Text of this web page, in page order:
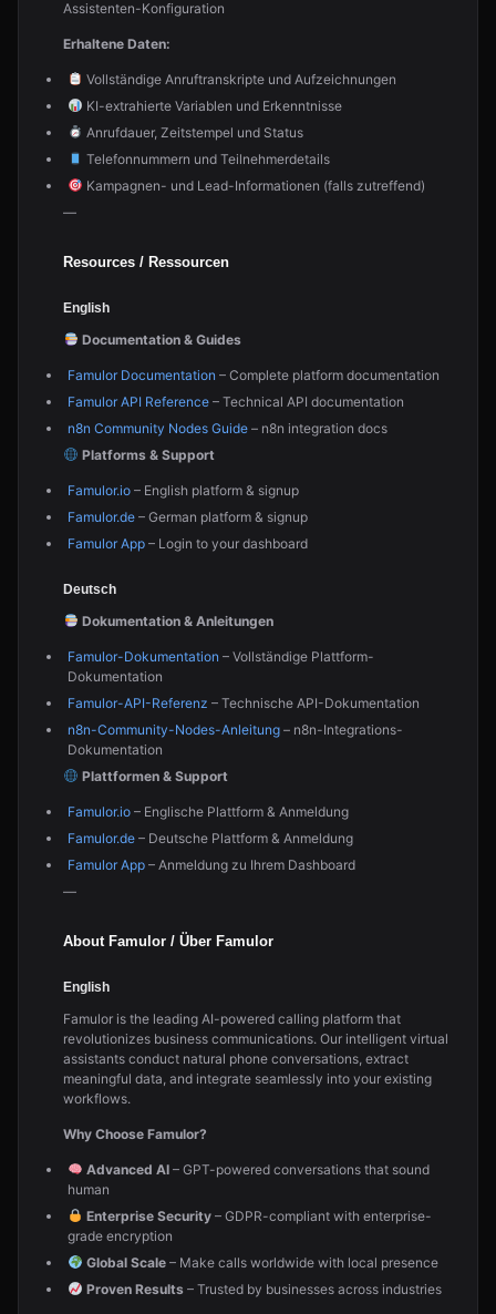
Assistenten-Konfiguration
Erhaltene Daten:
Vollständige Anruftranskripte und Aufzeichnungen
KI-extrahierte Variablen und Erkenntnisse
Anrufdauer, Zeitstempel und Status
Telefonnummern und Teilnehmerdetails
Kampagnen- und Lead-Informationen (falls zutreffend)
—
Resources / Ressourcen
English
Documentation & Guides
Famulor Documentation – Complete platform documentation
Famulor API Reference – Technical API documentation
n8n Community Nodes Guide – n8n integration docs
Platforms & Support
Famulor.io – English platform & signup
Famulor.de – German platform & signup
Famulor App – Login to your dashboard
Deutsch
Dokumentation & Anleitungen
Famulor-Dokumentation – Vollständige Plattform-
Dokumentation
Famulor-API-Referenz – Technische API-Dokumentation
n8n-Community-Nodes-Anleitung – n8n-Integrations-
Dokumentation
Plattformen & Support
Famulor.io – Englische Plattform & Anmeldung
Famulor.de – Deutsche Plattform & Anmeldung
Famulor App – Anmeldung zu Ihrem Dashboard
—
About Famulor / Über Famulor
English
Famulor is the leading AI-powered calling platform that
revolutionizes business communications. Our intelligent virtual
assistants conduct natural phone conversations, extract
meaningful data, and integrate seamlessly into your existing
workflows.
Why Choose Famulor?
Advanced AI– GPT-powered conversations that sound
human
Enterprise Security– GDPR-compliant with enterprise-
grade encryption
Global Scale– Make calls worldwide with local presence
Proven Results– Trusted by businesses across industries